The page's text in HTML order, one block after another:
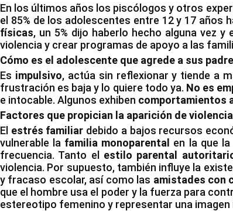
En los últimos años los piscólogos y otros
el 85% de los adolescentes entre 12 y 17 años
físicas, un 5% dijo haberlo hecho alguna vez
violencia y crear programas de apoyo a las
Cómo es el adolescente que agrede a sus
Es impulsivo, actúa sin reflexionar y tiende a
frustración es baja y lo quiere todo ya. No es
e intocable. Algunos exhiben comportamientos
Factores que propician la aparición de violencia
El estrés familiar debido a bajos recursos
vulnerable la familia monoparental en la que
frecuencia. Tanto el estilo parental
violencia. Por supuesto, también influye la
y fracaso escolar, así como las amistades con
que el hombre usa el poder y la fuerza para
estereotipo femenino y representar una imagen